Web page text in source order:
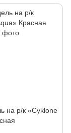
на р/к «Cyklone